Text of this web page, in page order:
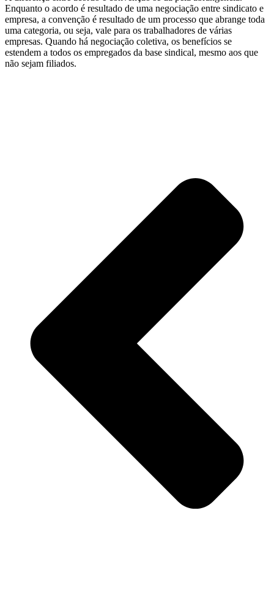
Enquanto o acordo é resultado de uma negociação entre sindicato e
empresa, a convenção é resultado de um processo que abrange toda
uma categoria, ou seja, vale para os trabalhadores de várias
empresas. Quando há negociação coletiva, os benefícios se
estendem a todos os empregados da base sindical, mesmo aos que
não sejam filiados.